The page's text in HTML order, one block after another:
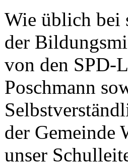
Wie üblich bei
der
von den SPD-
Poschmann
der Gemeinde
unser